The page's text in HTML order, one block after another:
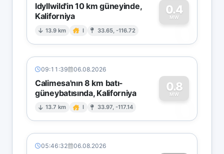
Idyllwild'in 10 km güneyinde,
Kaliforniya
13.9 km I 33.65, -116.72
0.4
MW
0
09:11:39 06.08.2026
Calimesa'nın 8 km batı-
güneybatısında, Kaliforniya
13.7 km I 33.97, -117.14
0.8
MW
0
05:46:32 06.08.2026